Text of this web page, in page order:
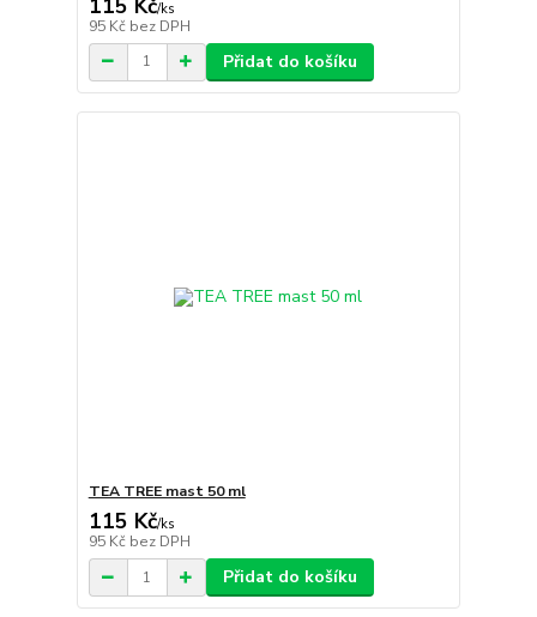
115 Kč/ks
95 Kč bez DPH
Přidat do košíku
TEA TREE mast 50 ml
115 Kč/ks
95 Kč bez DPH
Přidat do košíku